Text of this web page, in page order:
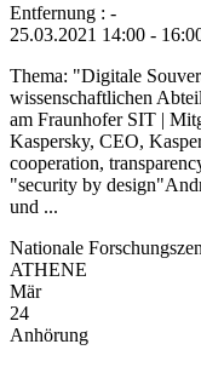
Entfernung : -
25.03.2021 14:00 -
Thema: "Digitale
wissen­schaft­lichen
am Fraunhofer SIT |
Kaspersky, CEO,
cooperation,
"security by
und ...
Nationale
ATHENE
Mär
24
Anhörung